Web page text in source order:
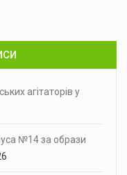
агітаторів у
№14 за образи